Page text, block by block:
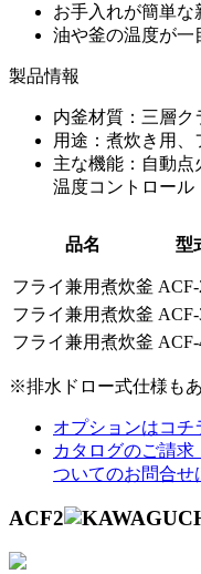
お手入れが簡単な
油や釜の温度が一
製品情報
内釜材質：三層ク
用途：煮炊き用、
主な機能：自動点
温度コントロール
品名 型
フライ兼用煮炊釜 ACF-
フライ兼用煮炊釜 ACF-
フライ兼用煮炊釜 ACF-
※排水ドロー式仕様もあ
オプションはコチ
カタログのご請求
ついてのお問合せ
ACF2